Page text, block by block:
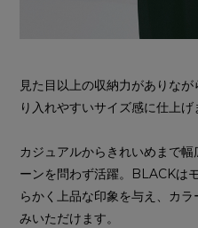
見た目以上の収納力がありな
り入れやすいサイズ感に仕上げ
カジュアルからきれいめまで
ーンを問わず活躍。BLACKは
らかく上品な印象を与え、カ
みいただけます。